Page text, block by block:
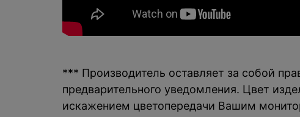
*** Производитель оставляет за собой
предварительного уведомления. Цвет
искажением цветопередачи Вашим